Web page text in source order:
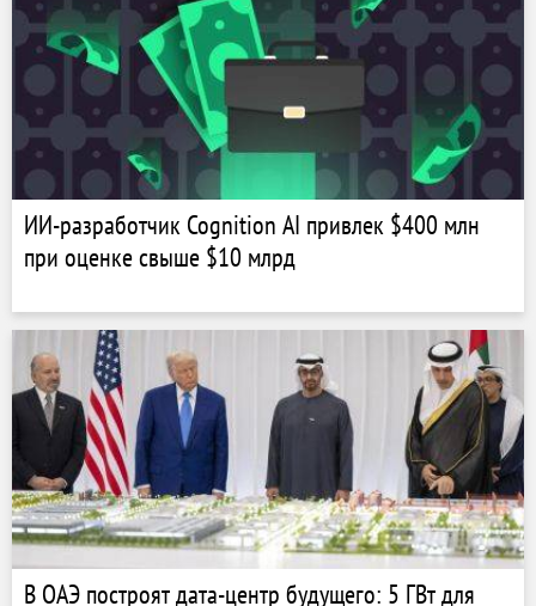
ИИ-разработчик Cognition AI привлек $400 млн
при оценке свыше $10 млрд
В ОАЭ построят дата-центр будущего: 5 ГВт для